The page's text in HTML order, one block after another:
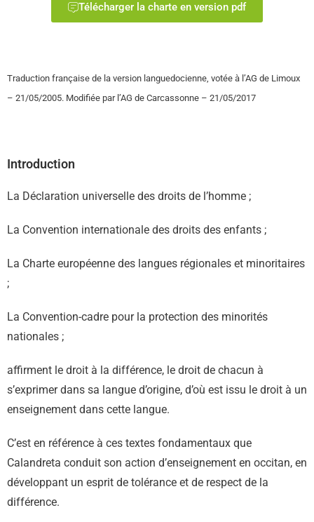
Télécharger la charte en version pdf
Traduction française de la version languedocienne, votée à l’AG de Limoux
– 21/05/2005. Modifiée par l’AG de Carcassonne – 21/05/2017
Introduction
La Déclaration universelle des droits de l’homme ;
La Convention internationale des droits des enfants ;
La Charte européenne des langues régionales et minoritaires
;
La Convention-cadre pour la protection des minorités
nationales ;
affirment le droit à la différence, le droit de chacun à
s’exprimer dans sa langue d’origine, d’où est issu le droit à un
enseignement dans cette langue.
C’est en référence à ces textes fondamentaux que
Calandreta conduit son action d’enseignement en occitan, en
développant un esprit de tolérance et de respect de la
différence.